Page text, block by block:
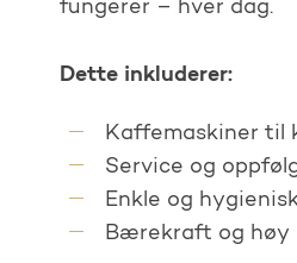
fungerer – hver dag.
Dette inkluderer:
Kaffemaskiner til
Service og
Enkle og
Bærekraft og høy